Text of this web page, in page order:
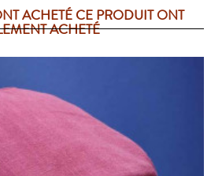
ACHETÉ CE PRODUIT ONT
ACHETÉ